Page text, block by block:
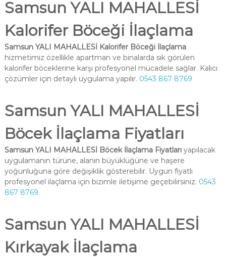
Samsun YALI MAHALLESİ
Kalorifer Böceği İlaçlama
Samsun YALI MAHALLESİ Kalorifer Böceği İlaçlama
hizmetimiz özellikle apartman ve binalarda sık görülen
kalorifer böceklerine karşı profesyonel mücadele sağlar. Kalıcı
çözümler için detaylı uygulama yapılır. 0543 867 8769
Samsun YALI MAHALLESİ
Böcek İlaçlama Fiyatları
Samsun YALI MAHALLESİ Böcek İlaçlama Fiyatlarıyapılacak
uygulamanın türüne, alanın büyüklüğüne ve haşere
yoğunluğuna göre değişiklik gösterebilir. Uygun fiyatlı
profesyonel ilaçlama için bizimle iletişime geçebilirsiniz. 0543
867 8769
Samsun YALI MAHALLESİ
Kırkayak İlaçlama